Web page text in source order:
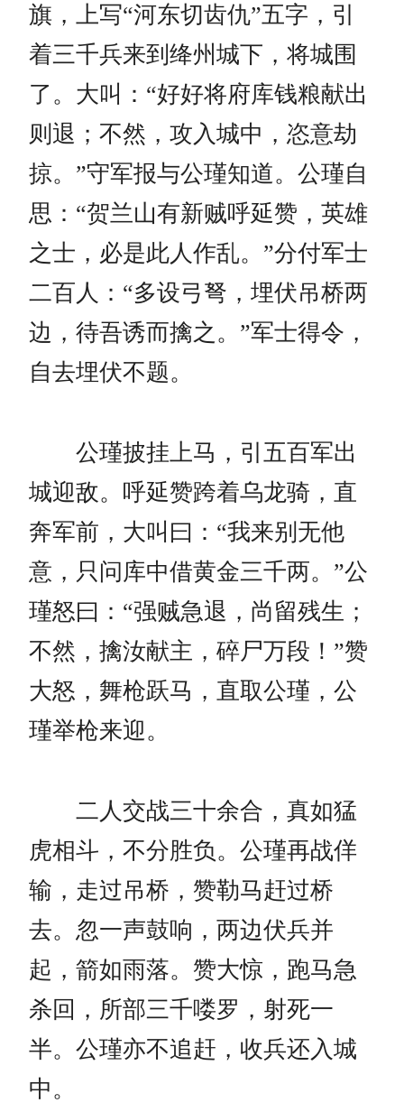
旗，上写“河东切齿仇”五字，引
着三千兵来到绛州城下，将城围
了。大叫：“好好将府库钱粮献出
则退；不然，攻入城中，恣意劫
掠。”守军报与公瑾知道。公瑾自
思：“贺兰山有新贼呼延赞，英雄
之士，必是此人作乱。”分付军士
二百人：“多设弓弩，埋伏吊桥两
边，待吾诱而擒之。”军士得令，
自去埋伏不题。
公瑾披挂上马，引五百军出
城迎敌。呼延赞跨着乌龙骑，直
奔军前，大叫曰：“我来别无他
意，只问库中借黄金三千两。”公
瑾怒曰：“强贼急退，尚留残生；
不然，擒汝献主，碎尸万段！”赞
大怒，舞枪跃马，直取公瑾，公
瑾举枪来迎。
二人交战三十余合，真如猛
虎相斗，不分胜负。公瑾再战佯
输，走过吊桥，赞勒马赶过桥
去。忽一声鼓响，两边伏兵并
起，箭如雨落。赞大惊，跑马急
杀回，所部三千喽罗，射死一
半。公瑾亦不追赶，收兵还入城
中。